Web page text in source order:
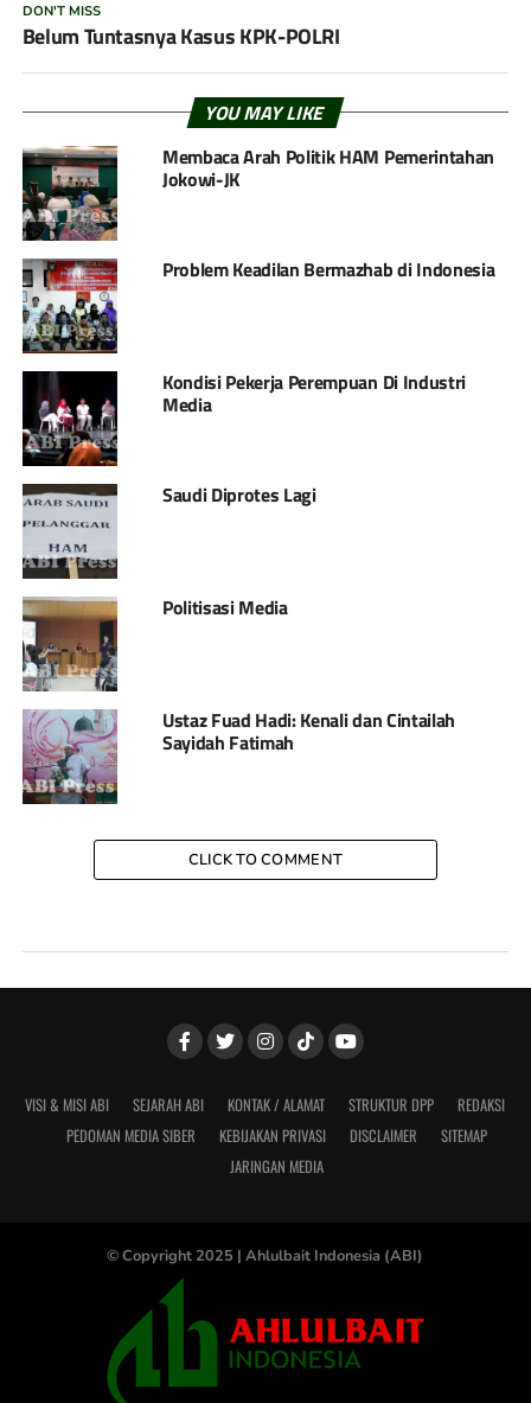
DON'T MISS
Belum Tuntasnya Kasus KPK-POLRI
YOU MAY LIKE
Membaca Arah Politik HAM Pemerintahan
Jokowi-JK
Problem Keadilan Bermazhab di Indonesia
Kondisi Pekerja Perempuan Di Industri
Media
Saudi Diprotes Lagi
Politisasi Media
Ustaz Fuad Hadi: Kenali dan Cintailah
Sayidah Fatimah
CLICK TO COMMENT
VISI & MISI ABI SEJARAH ABI KONTAK / ALAMAT STRUKTUR DPP
REDAKSI
PEDOMAN MEDIA SIBER
KEBIJAKAN PRIVASI DISCLAIMER
SITEMAP
JARINGAN MEDIA
© Copyright 2025 | Ahlulbait Indonesia (ABI)